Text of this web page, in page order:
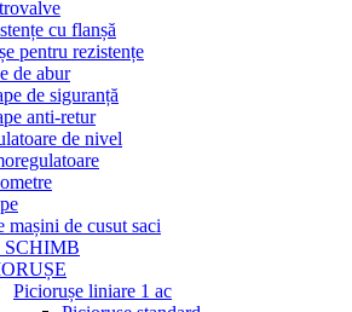
cu flanșă
pentru rezistențe
de abur
de siguranță
anti-retur
de nivel
mașini de cusut saci
SCHIMB
Piciorușe liniare 1 ac